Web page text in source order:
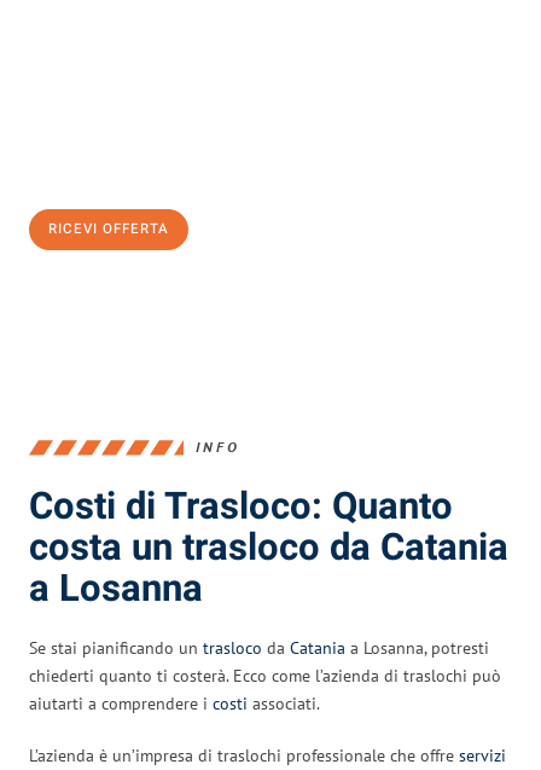
RICEVI OFFERTA
INFO
Costi di Trasloco: Quanto
costa un trasloco da Catania
a Losanna
Se stai pianificando un trasloco da Catania a Losanna, potresti
chiederti quanto ti costerà. Ecco come l’azienda di traslochi può
aiutarti a comprendere i costi associati.
L’azienda è un’impresa di traslochi professionale che offre servizi